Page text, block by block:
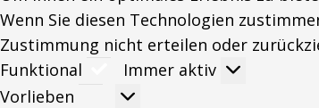
Wenn Sie diesen Technologien
Zustimmung nicht erteilen oder
Funktional
Funktional
Immer aktiv
Vorlieben
Vorlieben